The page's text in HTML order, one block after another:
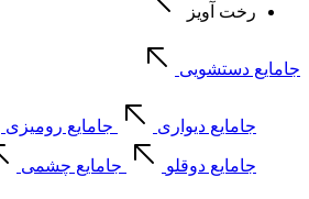
رخت آویز
جامایع دستشویی
جامایع دیواری جامایع رومیزی
جامایع دوقلو جامایع چشمی